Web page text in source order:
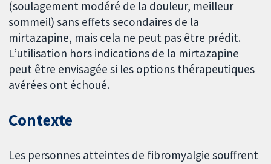
(soulagement modéré de la douleur, meilleur
sommeil) sans effets secondaires de la
mirtazapine, mais cela ne peut pas être prédit.
L’utilisation hors indications de la mirtazapine
peut être envisagée si les options thérapeutiques
avérées ont échoué.
Contexte
Les personnes atteintes de fibromyalgie souffrent